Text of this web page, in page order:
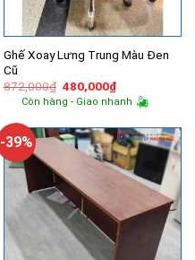
Ghế Xoay Lưng Trung Màu Đen
Cũ
872,000₫ Giá
gốc
là:
480,000₫Giá
hiện
tại
480,000₫.
Còn hàng - Giao nhanh
-39%